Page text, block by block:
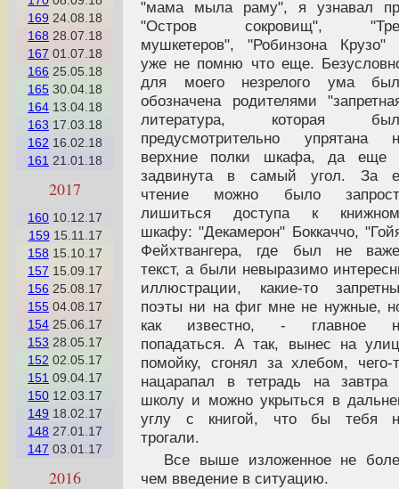
169 24.08.18
168 28.07.18
167 01.07.18
166 25.05.18
165 30.04.18
164 13.04.18
163 17.03.18
162 16.02.18
161 21.01.18
2017
160 10.12.17
159 15.11.17
158 15.10.17
157 15.09.17
156 25.08.17
155 04.08.17
154 25.06.17
153 28.05.17
152 02.05.17
151 09.04.17
150 12.03.17
149 18.02.17
148 27.01.17
147 03.01.17
2016
"мама мыла раму", я узнавал
"Остров сокровищ",
мушкетеров", "Робинзона Крузо"
уже не помню что еще.
для моего незрелого ума
обозначена родителями
литература, которая
предусмотрительно упрятана
верхние полки шкафа, да еще
задвинута в самый угол. За
чтение можно было
лишиться доступа к
шкафу: "Декамерон" Боккаччо,
Фейхтвангера, где был не
текст, а были невыразимо
иллюстрации, какие-то
поэты ни на фиг мне не нужные,
как известно, - главное
попадаться. А так, вынес на
помойку, сгонял за хлебом, чего-
нацарапал в тетрадь на завтра
школу и можно укрыться в
углу с книгой, что бы тебя
трогали.
Все выше изложенное не
чем введение в ситуацию.